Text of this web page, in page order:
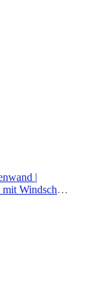
|
Windschutz